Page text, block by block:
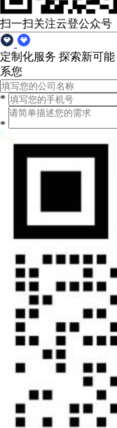
扫一扫关注云登公众号
定制化服务 探索新可能
系您
*
*